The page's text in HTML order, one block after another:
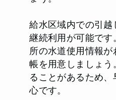
給水区域内での引
継続利用が可能で
所の水道使用情報
帳を用意しましょ
ることがあるため
心です。